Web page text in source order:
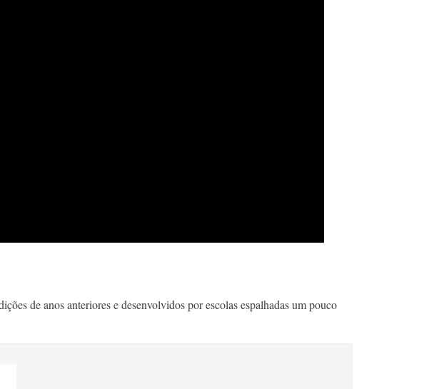
de anos anteriores e desenvolvidos por escolas espalhadas um pouco